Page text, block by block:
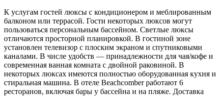
К услугам гостей люксы с кондиционером и меблированным
балконом или террасой. Гости некоторых люксов могут
пользоваться персональным бассейном. Светлые люксы
отличаются просторной планировкой. В гостиной зоне
установлен телевизор с плоским экраном и спутниковыми
каналами. В числе удобств — принадлежности для чая/кофе и
современная ванная комната с двойной раковиной. В
некоторых люксах имеются полностью оборудованная кухня и
стиральная машина. В отеле Beachcomber работают 6
ресторанов, включая бары у бассейна и на пляже. Доставка